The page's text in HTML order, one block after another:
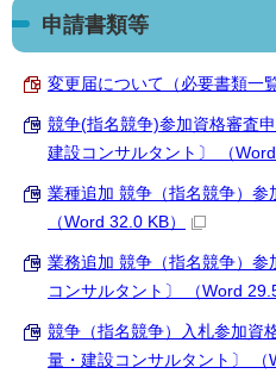
申請書類等
変更届について（必要書類一
競争(指名競争)参加資格審査
建設コンサルタント〕 （Word
業種追加 競争（指名競争）参
（Word 32.0 KB）
業務追加 競争（指名競争）
コンサルタント〕 （Word
競争（指名競争）入札参加資
量・建設コンサルタント〕 （